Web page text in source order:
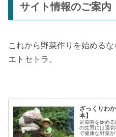
サイト情報のご案内
これから野菜作りを始める
エトセトラ。
ざっくりわ
本】
庭菜園を始め
の生育には適
で健康な野菜が